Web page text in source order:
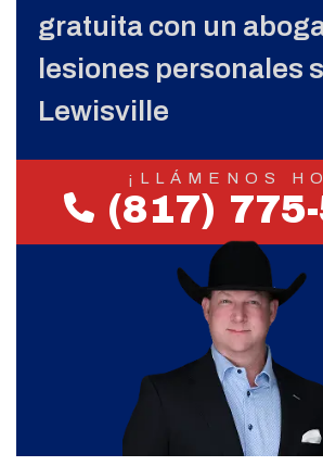
gratuita con un
lesiones personales
Lewisville
¡LLÁMENOS
(817)